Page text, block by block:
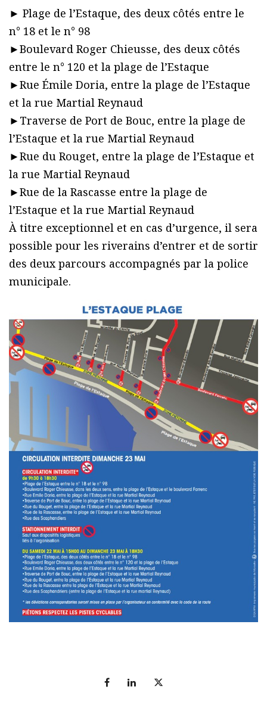
► Plage de l’Estaque, des deux côtés entre le
n° 18 et le n° 98
►Boulevard Roger Chieusse, des deux côtés
entre le n° 120 et la plage de l’Estaque
►Rue Émile Doria, entre la plage de l’Estaque
et la rue Martial Reynaud
►Traverse de Port de Bouc, entre la plage de
l’Estaque et la rue Martial Reynaud
►Rue du Rouget, entre la plage de l’Estaque et
la rue Martial Reynaud
►Rue de la Rascasse entre la plage de
l’Estaque et la rue Martial Reynaud
À titre exceptionnel et en cas d’urgence, il sera
possible pour les riverains d’entrer et de sortir
des deux parcours accompagnés par la police
municipale.